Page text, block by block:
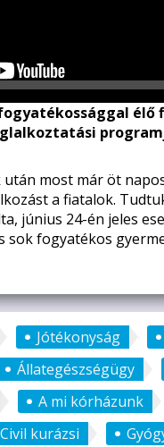
most már öt
a fiatalok.
június 24-én jeles
sok fogyatékos
Jótékonyság
Állategészségügy
A mi kórházunk
Civil kurázsi